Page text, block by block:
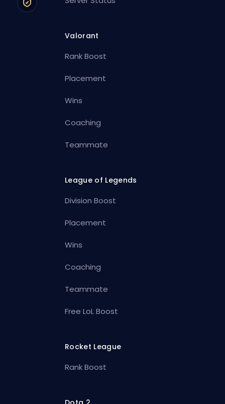
Valorant
Rank Boost
Placement
Wins
Coaching
Teammate
League of Legends
Division Boost
Placement
Wins
Coaching
Teammate
Free LoL Boost
Rocket League
Rank Boost